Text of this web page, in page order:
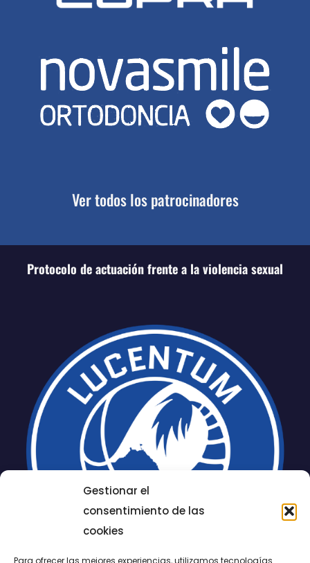
Gestionar el
consentimiento de las
cookies
Para ofrecer las mejores experiencias, utilizamos tecnologías
Ver todos los patrocinadores
Protocolo de actuación frente a la violencia sexual